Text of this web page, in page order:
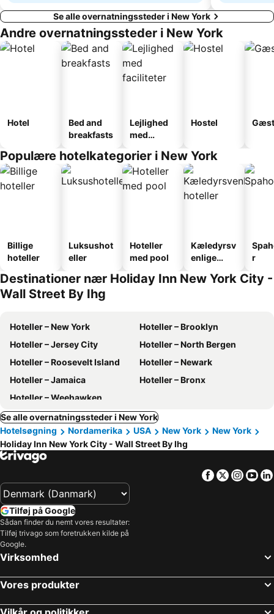
Se alle overnatningssteder i New York
Andre overnatningssteder i New York
Hotel
Bed and
breakfasts
Lejlighed
med
Hostel
Populære hotelkategorier i New York
Billige
hoteller
Luksushot
eller
Hoteller
med pool
Kæledyrsv
enlige
r
Destinationer nær Holiday Inn New York City -
Wall Street By Ihg
Hoteller – New York
Hoteller – Brooklyn
Hoteller – Jersey City
Hoteller – North Bergen
Hoteller – Roosevelt Island
Hoteller – Newark
Hoteller – Jamaica
Hoteller – Bronx
Hoteller – Weehawken
Se alle overnatningssteder i New York
Hotelsøgning
Nordamerika USA New York
New York
Holiday Inn New York City - Wall Street By Ihg
Facebook
Twitter
Tilføj på Google
Sådan finder du nemt vores resultater:
Tilføj trivago som foretrukken kilde på
Google.
Virksomhed
Vores produkter